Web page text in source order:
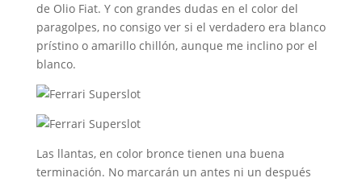
de Olio Fiat. Y con grandes dudas en el color del
paragolpes, no consigo ver si el verdadero era blanco
prístino o amarillo chillón, aunque me inclino por el
blanco.
Las llantas, en color bronce tienen una buena
terminación. No marcarán un antes ni un después